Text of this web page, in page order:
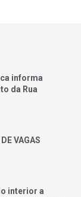
informa
da Rua
VAGAS
interior a